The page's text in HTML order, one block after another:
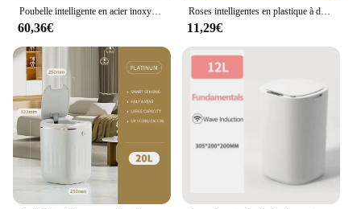
Poubelle intelligente en acier inoxydable, corbeille de cuisine, 15l, 20l, 30l, 40l, 50l, 60l
60,36€
Roses intelligentes en plastique à détection automatique, pour la maison, la salle de bain, la cuisine, le salon, la chambre à coucher
11,29€